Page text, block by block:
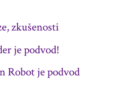
zkušenosti
je podvod!
Robot je podvod